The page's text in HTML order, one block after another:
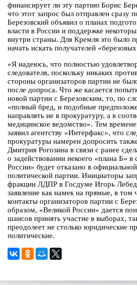
финансирует ли эту партию Борис
что этот запрос был отправлен сразу
Березовский объявил о планах
власти в России и поддержке
внутри страны. Для Кремля это было
начать искать получателей
«Я надеюсь, что полностью
следователя, поскольку никаких
стороны организаторов партии не
после допроса. Что же касается
новой партии с Березовским, то, по
«полный бред, и подобные
направлять не в прокуратуру, а в
медицинское ведомство». Тем
заявил агентству «Интерфакс», что
прокуратуры намерен допросить
Дмитрия Рогозина в связи с ранее
о задействовании некоего «плана Б» в
России» будет отказано в
политической партии. Инициаторы
фракции ЛДПР в Госдуме Игорь
заявление как намек на прямые, в том
контакты организаторов партии с
образом, «Великой России» дается
шансов принять участие в выборах,
преодолеет не столько юридические
политические.